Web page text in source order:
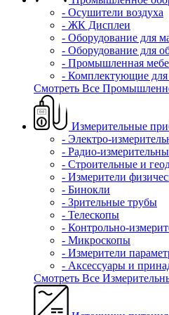
- Осушители воздуха
- ЖК Дисплеи
- Оборудование для
- Оборудование для
- Промышленная
- Комплектующие
Смотреть Все
Измерительные
- Электро-
- Радио-
- Строительные и
- Измерители
- Бинокли
- Зрительные трубы
- Телескопы
- Контрольно-
- Микроскопы
- Измерители
- Аксессуары и
Смотреть Все